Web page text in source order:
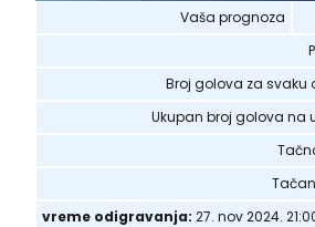
Vaša prognoza
Broj golova za svaku
Ukupan broj golova na
vreme odigravanja: 27. nov 2024.